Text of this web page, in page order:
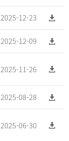
2025-12-23
2025-12-09
2025-11-26
2025-08-28
2025-06-30